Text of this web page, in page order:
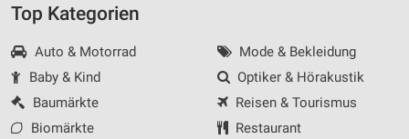
Top Kategorien
Auto & Motorrad
Baby & Kind
Baumärkte
Biomärkte
Mode & Bekleidung
Optiker & Hörakustik
Reisen & Tourismus
Restaurant